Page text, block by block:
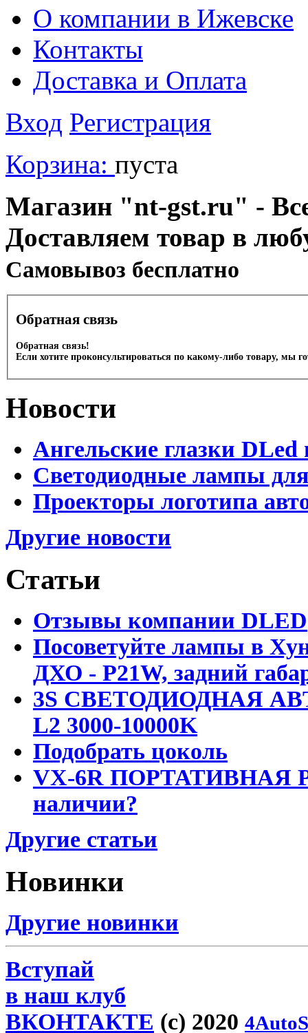
О компании в Ижевске
Контакты
Доставка и Оплата
Вход Регистрация
Корзина: пуста
Магазин "nt-gst.ru" -
Доставляем товар в
Cамовывоз бесплатно
Обратная связь
Обратная связь!
Если хотите проконсультироваться по какому-либо товару, мы
Новости
Ангельские глазки DLed
Светодиодные лампы
Проекторы логотипа
Другие новости
Статьи
Отзывы компании DLED
Посоветуйте лампы в
ДХО - P21W, задний
3S СВЕТОДИОДНАЯ
L2 3000-10000K
Подобрать цоколь
VX-6R ПОРТАТИВНАЯ
наличии?
Другие статьи
Новинки
Другие новинки
Вступай
в наш клуб
ВКОНТАКТЕ (c) 2020